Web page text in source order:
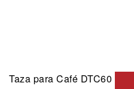
Taza para Café DTC60